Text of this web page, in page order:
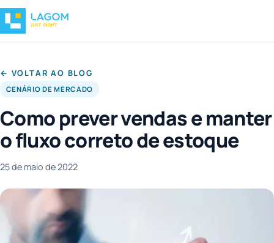
← VOLTAR AO BLOG
CENÁRIO DE MERCADO
Como prever vendas e manter
o fluxo correto de estoque
25 de maio de 2022